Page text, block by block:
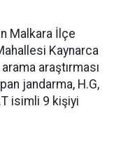
Malkara İlçe
Kaynarca
araştırması
jandarma, H.G,
isimli 9 kişiyi